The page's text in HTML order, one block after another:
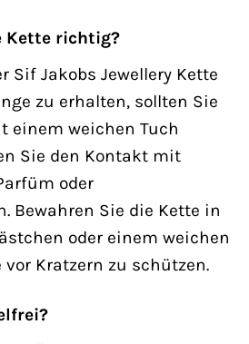
Kette richtig?
Sif Jakobs Jewellery Kette
zu erhalten, sollten Sie
einem weichen Tuch
Sie den Kontakt mit
oder
Bewahren Sie die Kette in
oder einem weichen
Kratzern zu schützen.